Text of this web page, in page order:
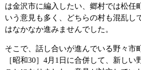
は金沢市に編入したい、郷村では松任
いう意見も多く、どちらの村も混乱し
はなかなか進みませんでした。
そこで、話し合いが進んでいる野々市
［昭和30］4月1日に合併して、新しい